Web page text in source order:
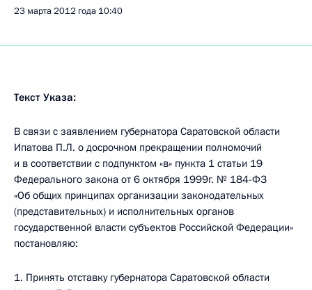
23 марта 2012 года 10:40
Текст Указа:
В связи с заявлением губернатора Саратовской области
Ипатова П.Л. о досрочном прекращении полномочий
и в соответствии с подпунктом «в» пункта 1 статьи 19
Федерального закона от 6 октября 1999г. № 184-ФЗ
«Об общих принципах организации законодательных
(представительных) и исполнительных органов
государственной власти субъектов Российской Федерации»
постановляю:
1. Принять отставку губернатора Саратовской области